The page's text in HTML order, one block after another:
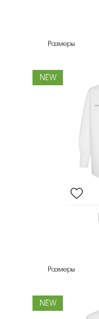
Размеры
NEW
Размеры
NEW